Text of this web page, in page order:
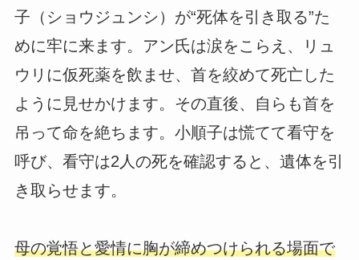
子（ショウジュンシ）が“死体を引き取る”た
めに牢に来ます。アン氏は涙をこらえ、リュ
ウリに仮死薬を飲ませ、首を絞めて死亡した
ように見せかけます。その直後、自らも首を
吊って命を絶ちます。小順子は慌てて看守を
呼び、看守は2人の死を確認すると、遺体を引
き取らせます。
母の覚悟と愛情に胸が締めつけられる場面で